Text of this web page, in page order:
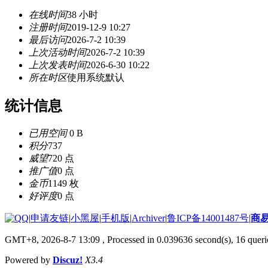
在线时间38 小时
注册时间2019-12-9 10:27
最后访问2026-7-2 10:39
上次活动时间2026-7-2 10:39
上次发表时间2026-6-30 10:22
所在时区使用系统默认
统计信息
已用空间0 B
积分737
威望720 点
推广值0 点
金币1149 枚
好评度0 点
|申请友链|小黑屋|手机版|Archiver|鲁ICP备14001487号|商
GMT+8, 2026-8-7 13:09 , Processed in 0.039636 second(s), 16
Powered by Discuz! X3.4